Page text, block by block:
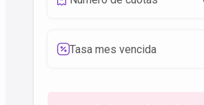
Tasa mes vencida